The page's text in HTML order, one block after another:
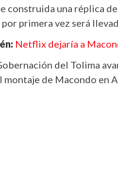
construida una réplica
primera vez será
Netflix dejaría a
del Tolima
de Macondo en